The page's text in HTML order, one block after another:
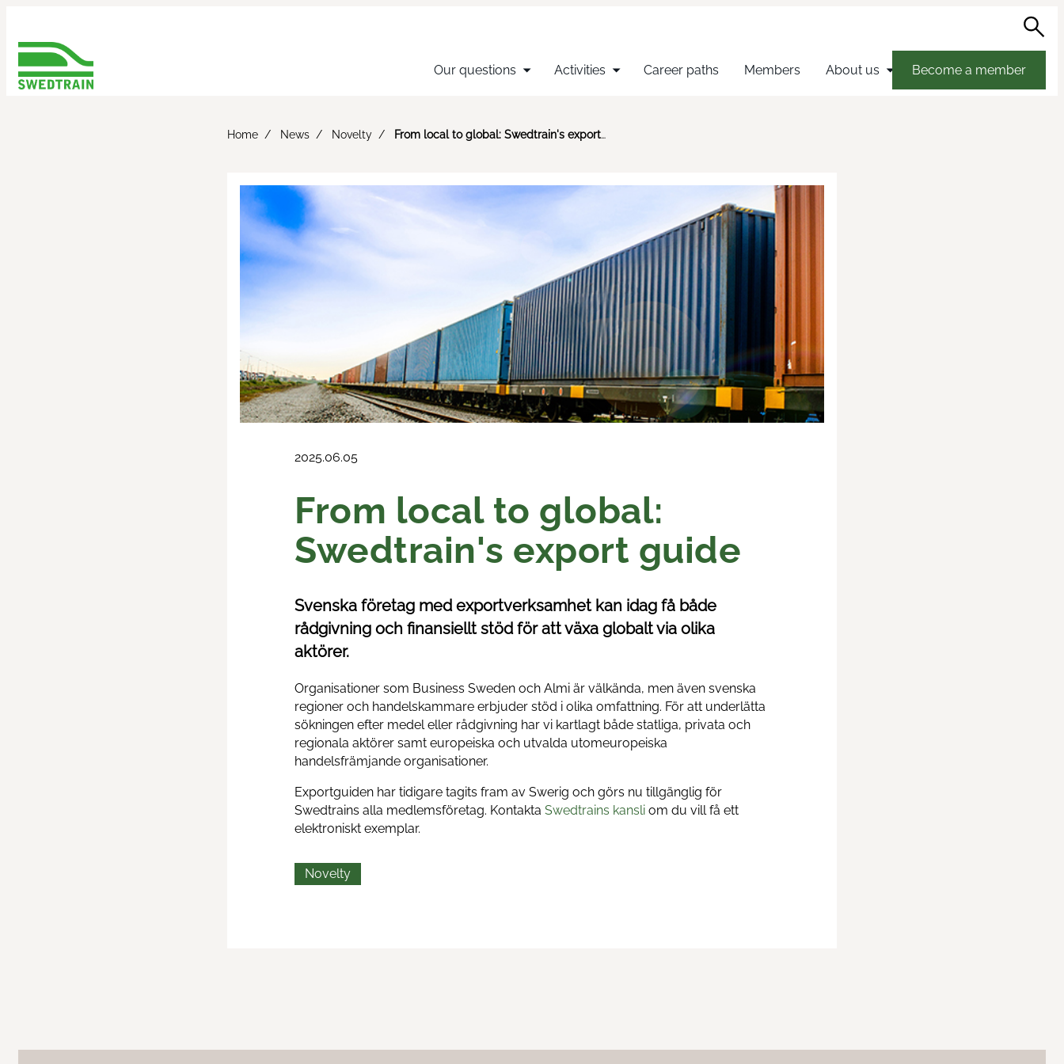
Our questions Activities Career paths Members About us Become a member
Home News Novelty From local to global: Swedtrain's export guide
2025.06.05
From local to global:
Swedtrain's export guide
Svenska företag med exportverksamhet kan idag få både
rådgivning och finansiellt stöd för att växa globalt via olika
aktörer.
Organisationer som Business Sweden och Almi är välkända, men även svenska
regioner och handelskammare erbjuder stöd i olika omfattning. För att underlätta
sökningen efter medel eller rådgivning har vi kartlagt både statliga, privata och
regionala aktörer samt europeiska och utvalda utomeuropeiska
handelsfrämjande organisationer.
Exportguiden har tidigare tagits fram av Swerig och görs nu tillgänglig för
Swedtrains alla medlemsföretag. Kontakta Swedtrains kansli om du vill få ett
elektroniskt exemplar.
Novelty